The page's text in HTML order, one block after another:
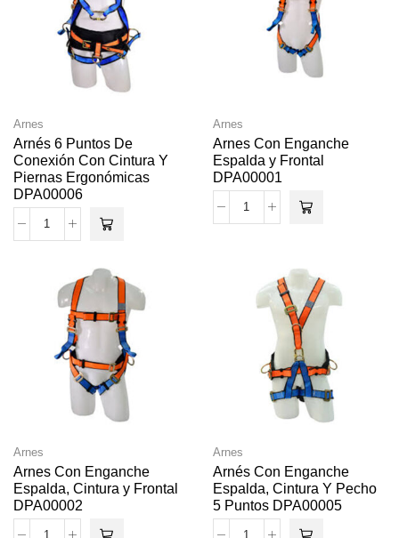
Arnes
Arnés 6 Puntos De
Conexión Con Cintura Y
Piernas Ergonómicas
DPA00006
Arnes
Arnes Con Enganche
Espalda y Frontal
DPA00001
Arnes
Arnes Con Enganche
Espalda, Cintura y Frontal
DPA00002
Arnes
Arnés Con Enganche
Espalda, Cintura Y Pecho
5 Puntos DPA00005